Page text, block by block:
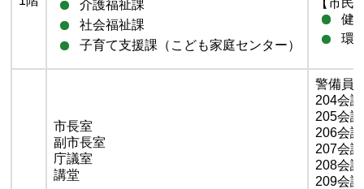
介護福祉課
社会福祉課
子育て支援課（こども家庭センター）
健
環
市長室
副市長室
庁議室
講堂
警備員
204会
205会
206会
207会
208会
209会